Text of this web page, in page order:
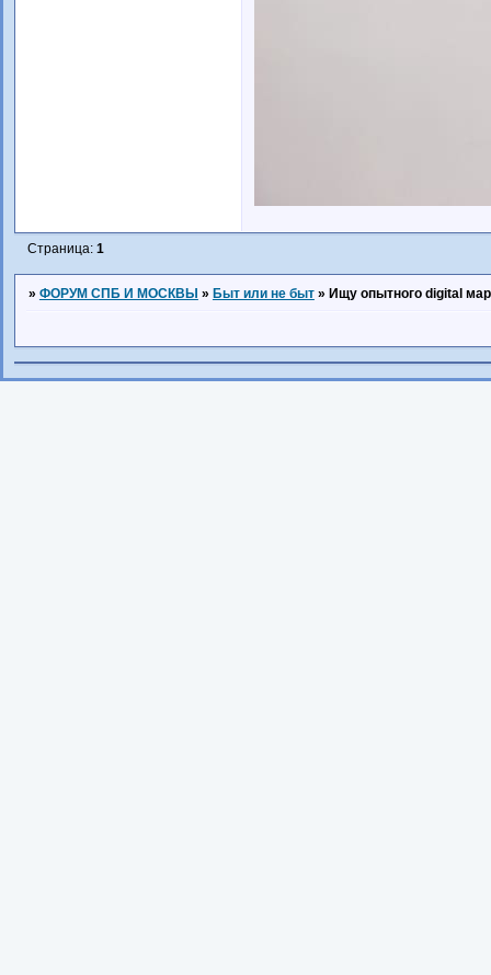
Страница: 1
» ФОРУМ СПБ И МОСКВЫ » Быт или не быт » Ищу опытного digital